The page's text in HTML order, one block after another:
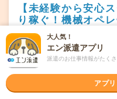
【未経験から安心
り稼ぐ！機械オペ
職種未経験OK
勤務地
新潟県阿賀野市
大人気！
エン派遣アプリ
派遣のお仕事情報がたく
アプ